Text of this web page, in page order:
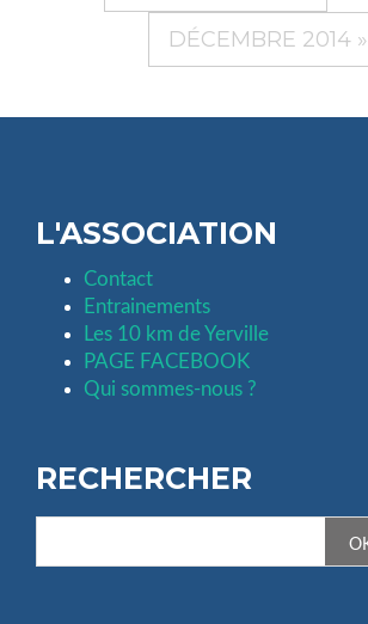
DÉCEMBRE 2014 »
L'ASSOCIATION
Contact
Entrainements
Les 10 km de Yerville
PAGE FACEBOOK
Qui sommes-nous ?
RECHERCHER